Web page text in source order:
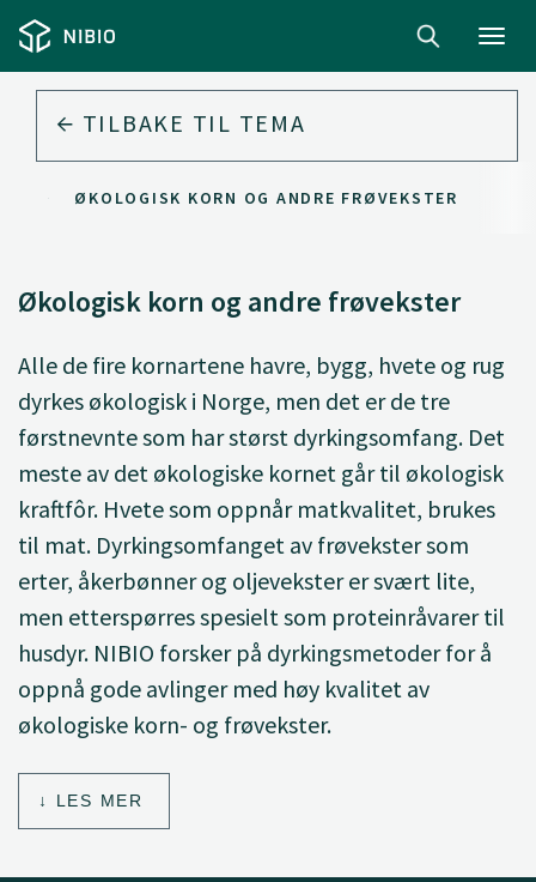
TILBAKE TIL TEMA
ØKOLOGISK KORN OG ANDRE FRØVEKSTER
Økologisk korn og andre frøvekster
Alle de fire kornartene havre, bygg, hvete og rug
dyrkes økologisk i Norge, men det er de tre
førstnevnte som har størst dyrkingsomfang. Det
meste av det økologiske kornet går til økologisk
kraftfôr. Hvete som oppnår matkvalitet, brukes
til mat. Dyrkingsomfanget av frøvekster som
erter, åkerbønner og oljevekster er svært lite,
men etterspørres spesielt som proteinråvarer til
husdyr. NIBIO forsker på dyrkingsmetoder for å
oppnå gode avlinger med høy kvalitet av
økologiske korn- og frøvekster.
LES MER